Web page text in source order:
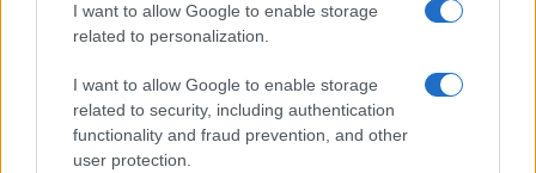
I want to allow Google to enable storage
related to personalization.
I want to allow Google to enable storage
related to security, including authentication
functionality and fraud prevention, and other
user protection.
(BTC)
Ethereum
(ETH)
$1,915.49